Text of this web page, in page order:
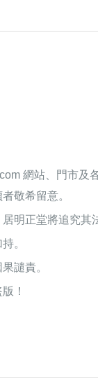
網站、門市及
敬希留意。
明正堂將追究其
。
譴責。
！